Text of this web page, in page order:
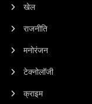
खेल
राजनीति
मनोरंजन
टेक्नोलॉजी
क्राइम